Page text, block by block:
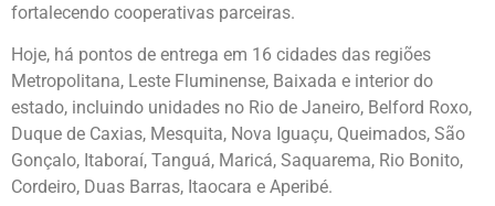
fortalecendo cooperativas parceiras.
Hoje, há pontos de entrega em 16 cidades das regiões
Metropolitana, Leste Fluminense, Baixada e interior do
estado, incluindo unidades no Rio de Janeiro, Belford Roxo,
Duque de Caxias, Mesquita, Nova Iguaçu, Queimados, São
Gonçalo, Itaboraí, Tanguá, Maricá, Saquarema, Rio Bonito,
Cordeiro, Duas Barras, Itaocara e Aperibé.